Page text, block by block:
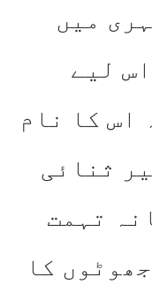
میں
لیے
اس کا نام
ثنائی
تہمت
کا